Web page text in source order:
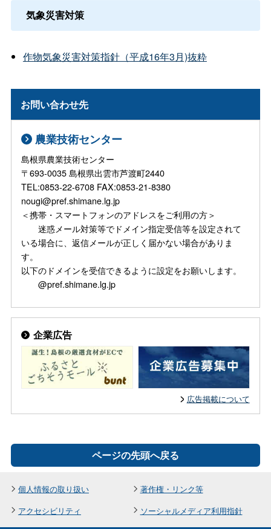
気象災害対策
作物気象災害対策指針（平成16年3月)抜粋
お問い合わせ先
農業技術センター
島根県農業技術センター
〒693-0035 島根県出雲市芦渡町2440
TEL:0853-22-6708 FAX:0853-21-8380
nougi@pref.shimane.lg.jp
＜携帯・スマートフォンのアドレスをご利用の方＞
迷惑メール対策等でドメイン指定受信等を設定されて
いる場合に、返信メールが正しく届かない場合がありま
す。
以下のドメインを受信できるように設定をお願いします。
@pref.shimane.lg.jp
企業広告
広告掲載について
ページの先頭へ戻る
個人情報の取り扱い
著作権・リンク等
アクセシビリティ
ソーシャルメディア利用指針